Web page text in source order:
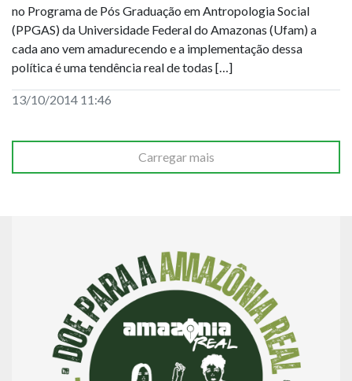
no Programa de Pós Graduação em Antropologia Social
(PPGAS) da Universidade Federal do Amazonas (Ufam) a
cada ano vem amadurecendo e a implementação dessa
política é uma tendência real de todas […]
13/10/2014 11:46
Carregar mais